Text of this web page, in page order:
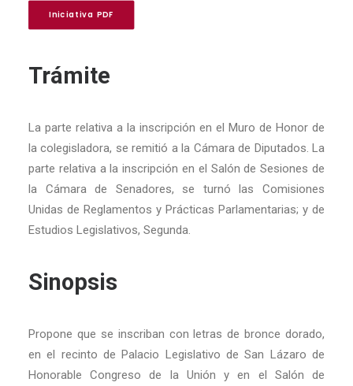
Iniciativa PDF
Trámite
La parte relativa a la inscripción en el Muro de Honor de
la colegisladora, se remitió a la Cámara de Diputados. La
parte relativa a la inscripción en el Salón de Sesiones de
la Cámara de Senadores, se turnó las Comisiones
Unidas de Reglamentos y Prácticas Parlamentarias; y de
Estudios Legislativos, Segunda.
Sinopsis
Propone que se inscriban con letras de bronce dorado,
en el recinto de Palacio Legislativo de San Lázaro de
Honorable Congreso de la Unión y en el Salón de